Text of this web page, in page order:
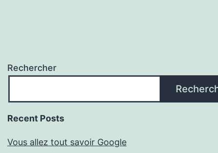
Rechercher
Recent Posts
Vous allez tout savoir Google